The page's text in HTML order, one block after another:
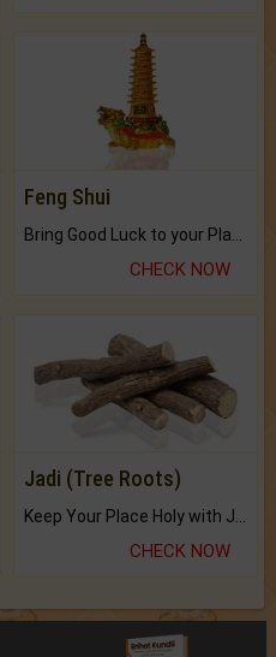
Feng Shui
CHECK NOW
Jadi (Tree Roots)
Keep Your Place Holy with Jadi.
CHECK NOW